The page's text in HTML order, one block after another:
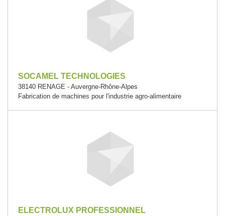
SOCAMEL TECHNOLOGIES
38140 RENAGE - Auvergne-Rhône-Alpes
Fabrication de machines pour l'industrie agro-alimentaire
ELECTROLUX PROFESSIONNEL